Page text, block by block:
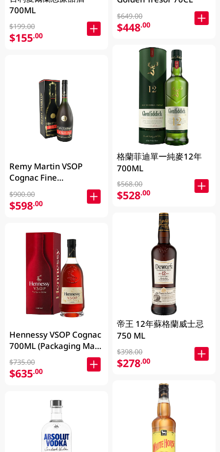
700ML
$199.00
$155.00
Remy Martin VSOP
Cognac Fine
Champagne 700ML
$900.00
$598.00
Hennessy VSOP Cognac
700ML (Packaging May
Vary )
$735.00
$635.00
$649.00
$448.00
格蘭菲迪單一純麥12年
700ML
$568.00
$528.00
帝王 12年蘇格蘭威士忌
750 ML
$398.00
$278.00